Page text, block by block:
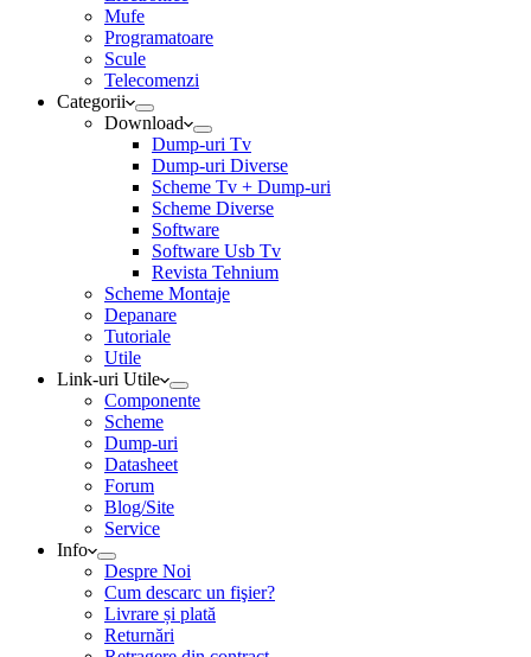
Mufe
Programatoare
Scule
Telecomenzi
Categorii
Download
Dump-uri Tv
Dump-uri Diverse
Scheme Tv + Dump-uri
Scheme Diverse
Software
Software Usb Tv
Revista Tehnium
Scheme Montaje
Depanare
Tutoriale
Utile
Link-uri Utile
Componente
Scheme
Dump-uri
Datasheet
Forum
Blog/Site
Service
Info
Despre Noi
Cum descarc un fişier?
Livrare și plată
Returnări